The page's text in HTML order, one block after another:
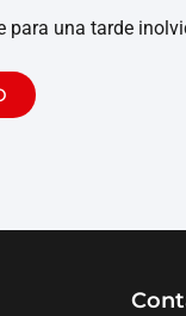
para una tarde